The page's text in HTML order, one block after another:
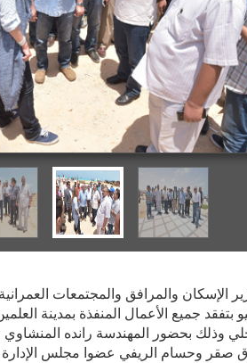
الإسكان والمرافق والمجتمعات
الإدارة يوم الاثنين 19 يونيو بتفقد جميع الأعمال
وذلك بحضور المهندسة رانده
صقر وحسام الريفي عضوا مجلس الإدارة